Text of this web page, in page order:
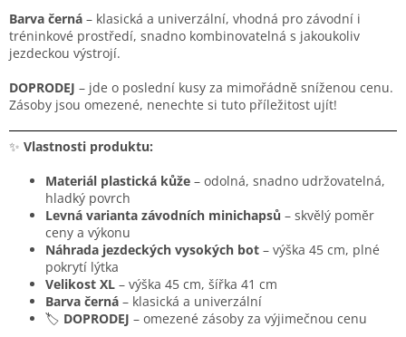
Barva černá – klasická a univerzální, vhodná pro závodní i
tréninkové prostředí, snadno kombinovatelná s jakoukoliv
jezdeckou výstrojí.
DOPRODEJ – jde o poslední kusy za mimořádně sníženou cenu.
Zásoby jsou omezené, nenechte si tuto příležitost ujít!
✨ Vlastnosti produktu:
Materiál plastická kůže – odolná, snadno udržovatelná,
hladký povrch
Levná varianta závodních minichapsů – skvělý poměr
ceny a výkonu
Náhrada jezdeckých vysokých bot – výška 45 cm, plné
pokrytí lýtka
Velikost XL – výška 45 cm, šířka 41 cm
Barva černá – klasická a univerzální
🏷️ DOPRODEJ – omezené zásoby za výjimečnou cenu